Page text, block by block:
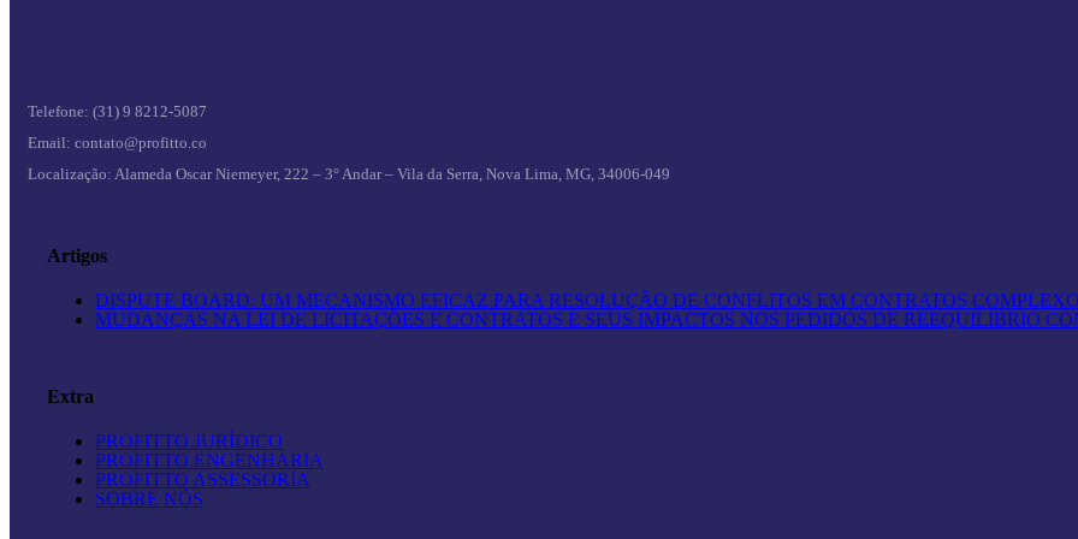
Telefone: (31) 9 8212-5087
Email: contato@profitto.co
Localização: Alameda Oscar Niemeyer, 222 – 3° Andar – Vila da Serra, Nova Lima, MG, 34006-049
Artigos
DISPUTE BOARD: UM MECANISMO EFICAZ PARA RESOLUÇÃO DE CONFLITOS EM CONTRATOS
MUDANÇAS NA LEI DE LICITAÇÕES E CONTRATOS E SEUS IMPACTOS NOS PEDIDOS DE REEQUILÍBRIO
Extra
PROFITTO JURÍDICO
PROFITTO ENGENHARIA
PROFITTO ASSESSORIA
SOBRE NÓS